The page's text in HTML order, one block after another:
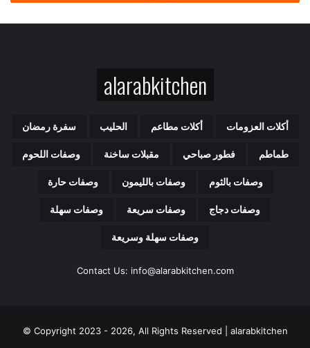
ب
alarabkitchen
أكلات العزومات أكلات مطاعم الحليب سفرة رمضان
طماطم فطور صباحي مقبلات ساخنة وصفات اللحوم
وصفات بالثوم وصفات بالليمون وصفات حارة
وصفات دجاج وصفات سريعة وصفات سهلة
وصفات سهلة وسريعة
Contact Us: info@alarabkitchen.com
Copyright 2023 - 2026, All Rights Reserved | alarabkitchen ©